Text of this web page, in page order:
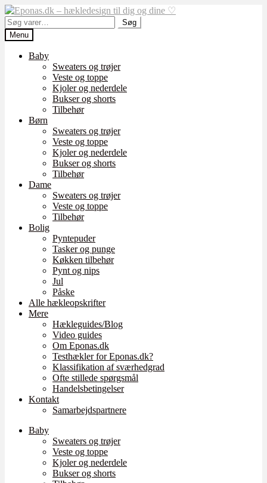
Spring
til
navigation
Spring
til
indhold
Søg
efter:
Søg
Menu
Baby
Sweaters og trøjer
Veste og toppe
Kjoler og nederdele
Bukser og shorts
Tilbehør
Børn
Sweaters og trøjer
Veste og toppe
Kjoler og nederdele
Bukser og shorts
Tilbehør
Dame
Sweaters og trøjer
Veste og toppe
Tilbehør
Bolig
Pyntepuder
Tasker og punge
Køkken tilbehør
Pynt og nips
Jul
Påske
Alle hækleopskrifter
Mere
Hækleguides/Blog
Video guides
Om Eponas.dk
Testhækler for Eponas.dk?
Klassifikation af sværhedgrad
Ofte stillede spørgsmål
Handelsbetingelser
Kontakt
Samarbejdspartnere
Baby
Sweaters og trøjer
Veste og toppe
Kjoler og nederdele
Bukser og shorts